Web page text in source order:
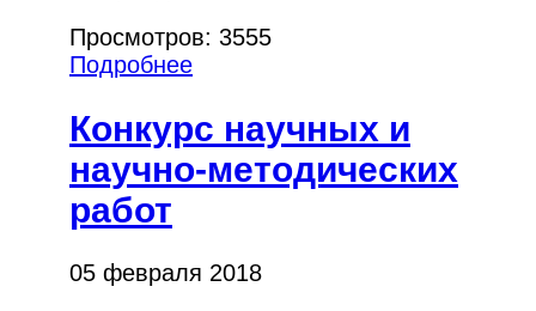
Просмотров: 3555
Подробнее
Конкурс научных и
научно-методических
работ
05 февраля 2018